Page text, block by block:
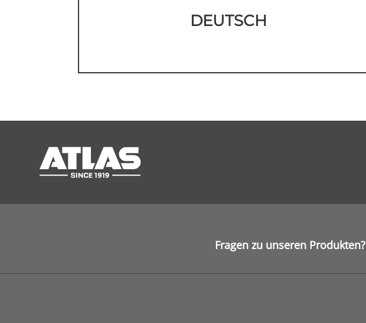
DEUTSCH
Fragen zu unseren Produkten?